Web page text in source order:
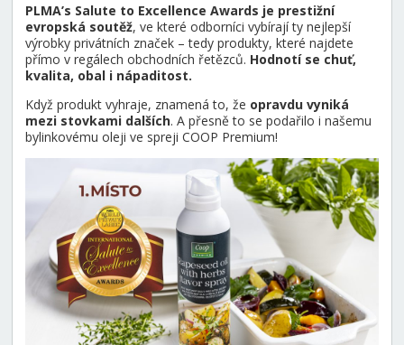
PLMA’s Salute to Excellence Awards je prestižní
evropská soutěž, ve které odborníci vybírají ty nejlepší
výrobky privátních značek – tedy produkty, které najdete
přímo v regálech obchodních řetězců. Hodnotí se chuť,
kvalita, obal i nápaditost.
Když produkt vyhraje, znamená to, že opravdu vyniká
mezi stovkami dalších. A přesně to se podařilo i našemu
bylinkovému oleji ve spreji COOP Premium!